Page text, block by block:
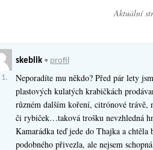
Aktuální
1.
skeblik• profil
Neporadíte mu někdo? Před pár lety
plastových kulatých krabičkách
různém dalším koření, citrónové trávě,
či rybiček…taková trošku nevzhledná
Kamarádka teď jede do Thajka a
podobného přivezla, ale nejsem